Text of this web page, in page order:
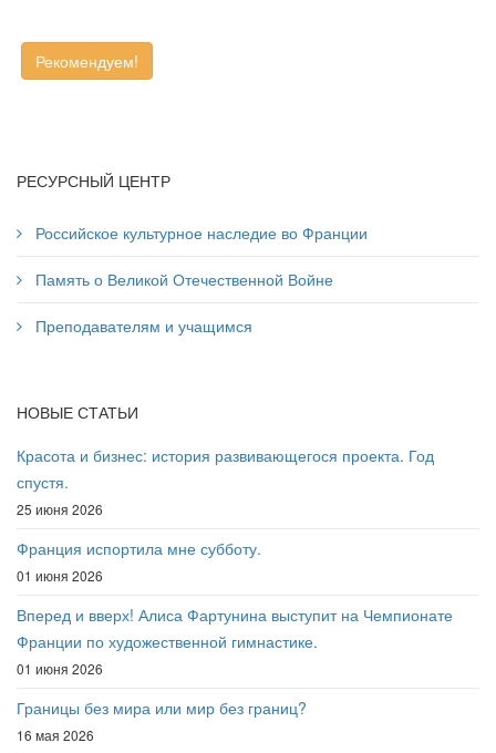
Рекомендуем!
РЕСУРСНЫЙ ЦЕНТР
Российское культурное наследие во Франции
Память о Великой Отечественной Войне
Преподавателям и учащимся
НОВЫЕ СТАТЬИ
Красота и бизнес: история развивающегося проекта. Год
спустя.
25 июня 2026
Франция испортила мне субботу.
01 июня 2026
Вперед и вверх! Алиса Фартунина выступит на Чемпионате
Франции по художественной гимнастике.
01 июня 2026
Границы без мира или мир без границ?
16 мая 2026